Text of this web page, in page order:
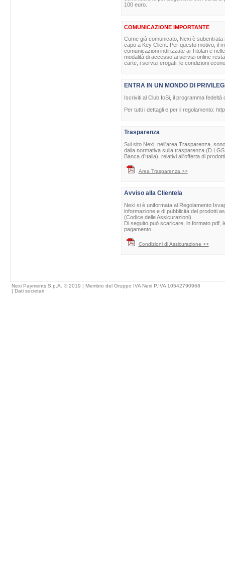
100 euro.
COMUNICAZIONE IMPORTANTE
Come già comunicato, Nexi è
capo a Key Client. Per questo motivo, il
comunicazioni indirizzate ai Titolari e
modalità di accesso ai servizi online
carte, i servizi erogati, le condizioni
ENTRA IN UN MONDO DI
Iscriviti al Club IoSi, il programma
Per tutti i dettagli e per il regolamento:
Trasparenza
Sul sito Nexi, nell'area Trasparenza,
dalla normativa sulla trasparenza
Banca d’Italia), relativi all'offerta di
Area Trasparenza >>
Avviso alla Clientela
Nexi si è uniformata al Regolamento
informazione e di pubblicità dei prodotti
(Codice delle Assicurazioni).
Di seguito può scaricare, in formato pdf,
pagamento.
Condizioni di Assicurazione >>
Nexi Payments S.p.A. © 2019 | Membro del Gruppo IVA Nexi P.IVA 10542790968
| Dati societari